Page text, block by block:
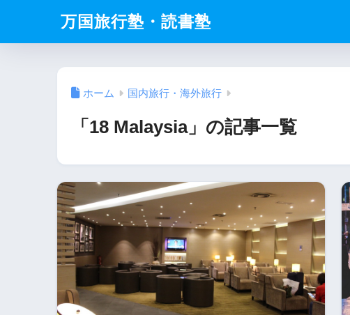
万国旅行塾・読書塾
ホーム 国内旅行・海外旅行
「18 Malaysia」の記事一覧